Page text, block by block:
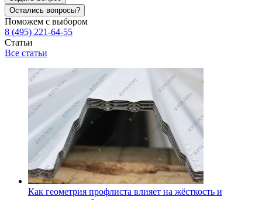
Остались вопросы?
Поможем с выбором
8 (495) 221-64-55
Статьи
Все статьи
Как геометрия профлиста влияет на жёсткость и